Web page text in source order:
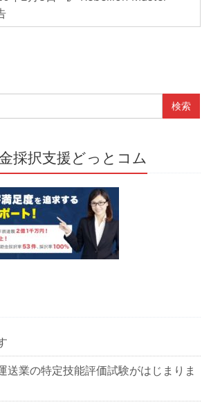
採択支援どっとコム
送業の特定技能評価試験がはじまりま